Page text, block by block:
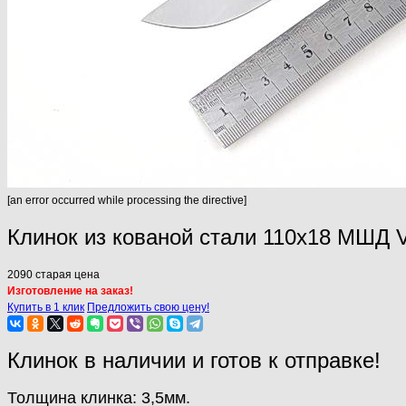
[an error occurred while processing the directive]
Клинок из кованой стали 110х18 МШД
2090 старая цена
Изготовление на заказ!
Купить в 1 клик Предложить свою цену!
Клинок в наличии и готов к отправке!
Толщина клинка: 3,5мм.